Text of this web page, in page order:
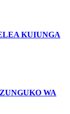
KUIUNGA
WA